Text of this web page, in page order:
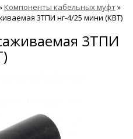
Компоненты кабельных муфт»
3ТПИ нг-4/25 мини (КВТ)
3ТПИ